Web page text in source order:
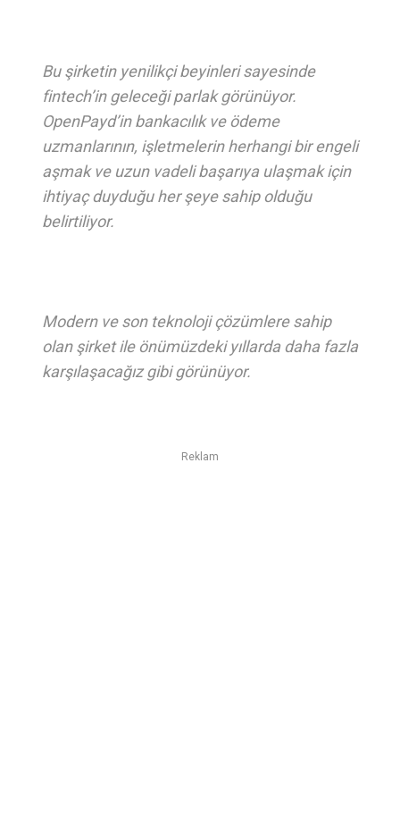
Bu şirketin yenilikçi beyinleri sayesinde
fintech’in geleceği parlak görünüyor.
OpenPayd’in bankacılık ve ödeme
uzmanlarının, işletmelerin herhangi bir engeli
aşmak ve uzun vadeli başarıya ulaşmak için
ihtiyaç duyduğu her şeye sahip olduğu
belirtiliyor.
Modern ve son teknoloji çözümlere sahip
olan şirket ile önümüzdeki yıllarda daha fazla
karşılaşacağız gibi görünüyor.
Reklam